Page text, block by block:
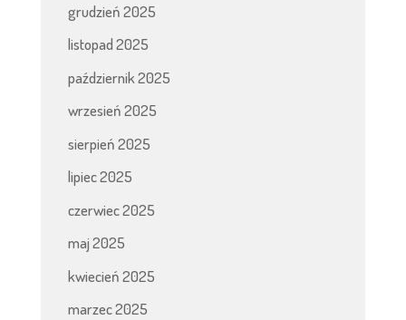
grudzień 2025
listopad 2025
październik 2025
wrzesień 2025
sierpień 2025
lipiec 2025
czerwiec 2025
maj 2025
kwiecień 2025
marzec 2025